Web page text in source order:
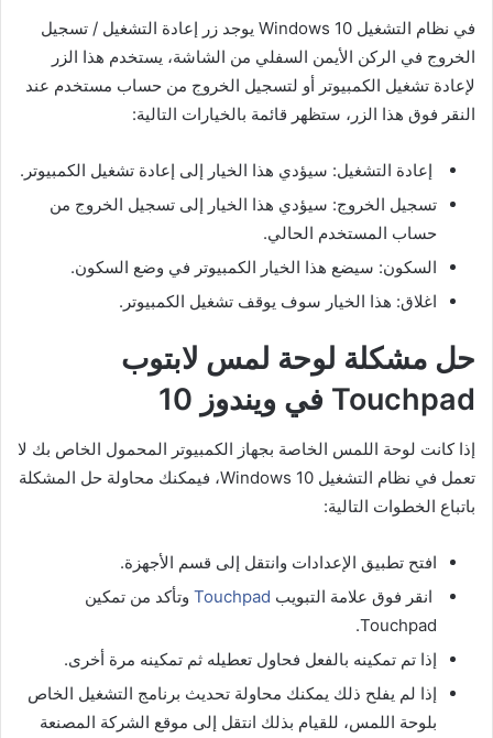
في نظام التشغيل Windows 10 يوجد زر إعادة التشغيل / تسجيل
الخروج في الركن الأيمن السفلي من الشاشة، يستخدم هذا الزر
لإعادة تشغيل الكمبيوتر أو لتسجيل الخروج من حساب مستخدم عند
النقر فوق هذا الزر، ستظهر قائمة بالخيارات التالية:
إعادة التشغيل: سيؤدي هذا الخيار إلى إعادة تشغيل الكمبيوتر.
تسجيل الخروج: سيؤدي هذا الخيار إلى تسجيل الخروج من
حساب المستخدم الحالي.
السكون: سيضع هذا الخيار الكمبيوتر في وضع السكون.
اغلاق: هذا الخيار سوف يوقف تشغيل الكمبيوتر.
حل مشكلة لوحة لمس لابتوب
Touchpad في ويندوز 10
إذا كانت لوحة اللمس الخاصة بجهاز الكمبيوتر المحمول الخاص بك لا
تعمل في نظام التشغيل Windows 10، فيمكنك محاولة حل المشكلة
باتباع الخطوات التالية:
افتح تطبيق الإعدادات وانتقل إلى قسم الأجهزة.
انقر فوق علامة التبويب Touchpad وتأكد من تمكين
Touchpad.
إذا تم تمكينه بالفعل فحاول تعطيله ثم تمكينه مرة أخرى.
إذا لم يفلح ذلك يمكنك محاولة تحديث برنامج التشغيل الخاص
بلوحة اللمس، للقيام بذلك انتقل إلى موقع الشركة المصنعة